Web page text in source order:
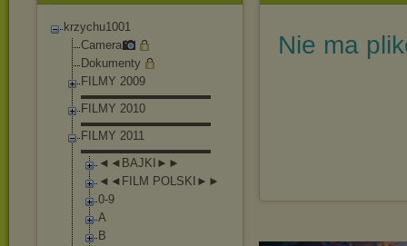
krzychu1001
Camera
Dokumenty
FILMY 2009
▬▬▬▬▬▬▬▬▬▬▬
FILMY 2010
▬▬▬▬▬▬▬▬▬▬▬
FILMY 2011
▬▬▬▬▬▬▬▬▬▬▬
◄◄BAJKI►►
◄◄FILM POLSKI►►
0-9
A
B
Nie ma